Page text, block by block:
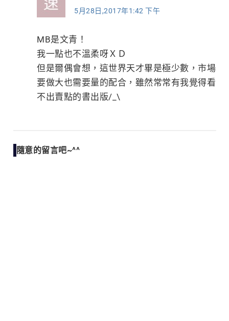
5月28日,2017年1:42 下午
MB是文青！
我一點也不溫柔呀ＸＤ
但是爾偶會想，這世界天才畢是極少數，市場
要做大也需要量的配合，雖然常常有我覺得看
不出賣點的書出版/_\
隨意的留言吧~^^